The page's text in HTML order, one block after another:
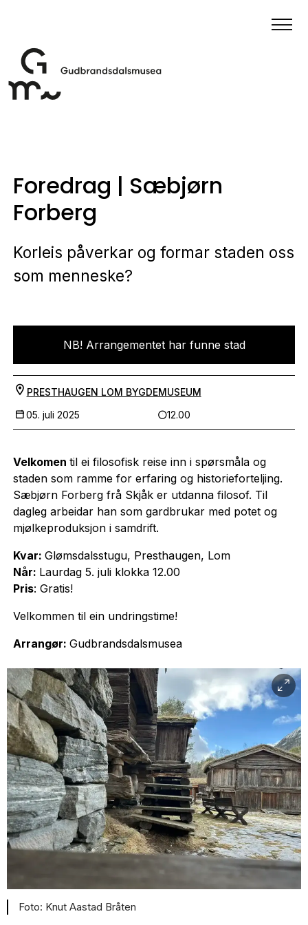
Foredrag | Sæbjørn
Forberg
Korleis påverkar og formar staden oss
som menneske?
NB! Arrangementet har funne stad
PRESTHAUGEN LOM BYGDEMUSEUM
05. juli 2025
12.00
Velkomen til ei filosofisk reise inn i spørsmåla og
staden som ramme for erfaring og historieforteljing.
Sæbjørn Forberg frå Skjåk er utdanna filosof. Til
dagleg arbeidar han som gardbrukar med potet og
mjølkeproduksjon i samdrift.
Kvar: Glømsdalsstugu, Presthaugen, Lom
Når: Laurdag 5. juli klokka 12.00
Pris: Gratis!
Velkommen til ein undringstime!
Arrangør: Gudbrandsdalsmusea
Knut Aastad Bråten